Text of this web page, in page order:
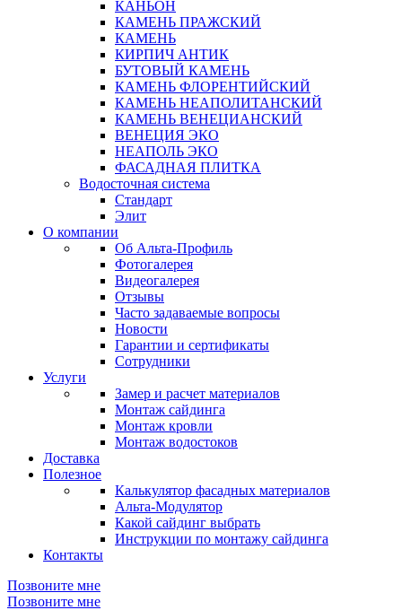
КАНЬОН
КАМЕНЬ ПРАЖСКИЙ
КАМЕНЬ
КИРПИЧ АНТИК
БУТОВЫЙ КАМЕНЬ
КАМЕНЬ ФЛОРЕНТИЙСКИЙ
КАМЕНЬ НЕАПОЛИТАНСКИЙ
КАМЕНЬ ВЕНЕЦИАНСКИЙ
ВЕНЕЦИЯ ЭКО
НЕАПОЛЬ ЭКО
ФАСАДНАЯ ПЛИТКА
Водосточная система
Стандарт
Элит
О компании
Об Альта-Профиль
Фотогалерея
Видеогалерея
Отзывы
Часто задаваемые вопросы
Новости
Гарантии и сертификаты
Сотрудники
Услуги
Замер и расчет материалов
Монтаж сайдинга
Монтаж кровли
Монтаж водостоков
Доставка
Полезное
Калькулятор фасадных материалов
Альта-Модулятор
Какой сайдинг выбрать
Инструкции по монтажу сайдинга
Контакты
Позвоните мне
Позвоните мне